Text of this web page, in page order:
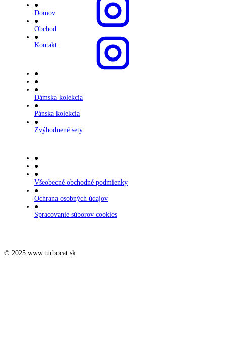
●
Domov
●
Obchod
●
Kontakt
●
●
●
Dámska kolekcia
●
Pánska kolekcia
●
Zvýhodnené sety
●
●
●
Všeobecné obchodné podmienky
●
Ochrana osobných údajov
●
Spracovanie súborov cookies
© 2025 www.turbocat.sk